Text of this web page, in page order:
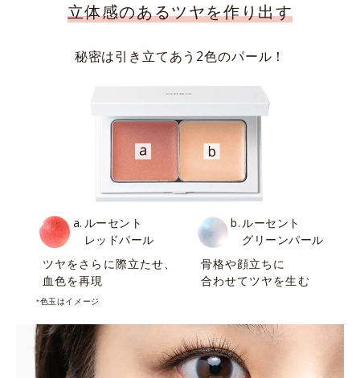
立体感のあるツヤを作り出す
秘密は引き立てあう2色のパール！
ルーセント
レッドパール
ツヤをさらに際立たせ、
血色を再現
ルーセント
グリーンパール
骨格や顔立ちに
合わせてツヤを生む
*色玉はイメージ